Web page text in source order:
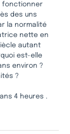
fonctionner
des uns
la normalité
nette en
autant
est-elle
environ ?
?
4 heures .